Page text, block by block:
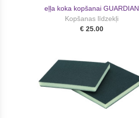
eļļa koka kopšanai GUARDIAN
Kopšanas līdzekļi
€ 25.00